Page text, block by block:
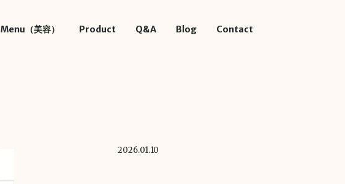
Menu（美容） Product Q&A Blog Contact
2026.01.10